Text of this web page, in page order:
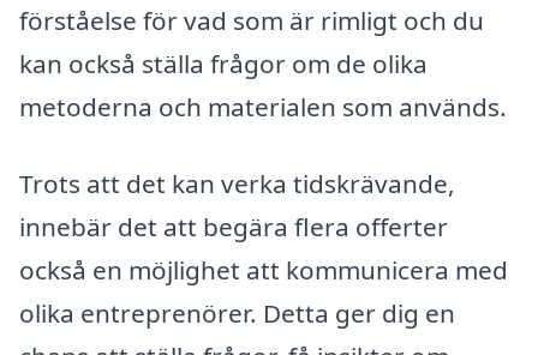
förståelse för vad som är rimligt och du
kan också ställa frågor om de olika
metoderna och materialen som används.
Trots att det kan verka tidskrävande,
innebär det att begära flera offerter
också en möjlighet att kommunicera med
olika entreprenörer. Detta ger dig en